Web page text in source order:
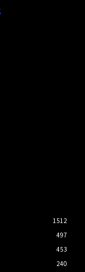
1512
497
453
240